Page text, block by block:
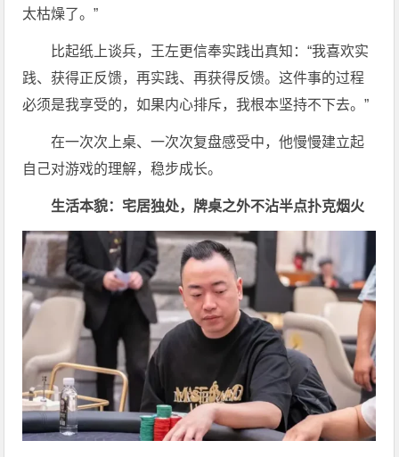
太枯燥了。”
比起纸上谈兵，王左更信奉实践出真知：“我喜欢实
践、获得正反馈，再实践、再获得反馈。这件事的过程
必须是我享受的，如果内心排斥，我根本坚持不下去。”
在一次次上桌、一次次复盘感受中，他慢慢建立起
自己对游戏的理解，稳步成长。
生活本貌：宅居独处，牌桌之外不沾半点扑克烟火